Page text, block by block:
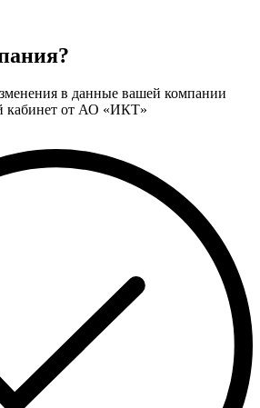
в данные вашей компании
кабинет от АО «ИКТ»